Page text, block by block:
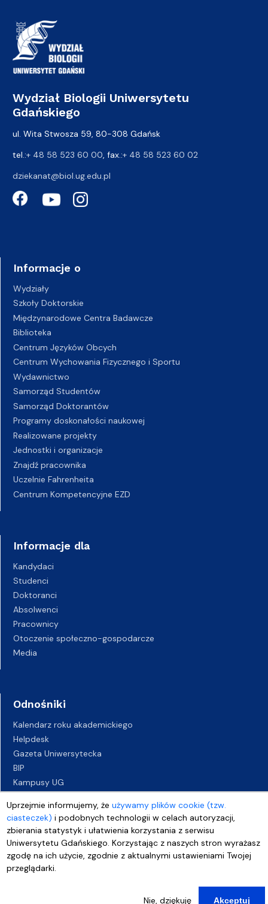
Uprzejmie informujemy, żeużywamy plików cookie (tzw.
ciasteczek) i podobnych technologii w celach autoryzacji,
zbierania statystyk i ułatwienia korzystania z serwisu
Uniwersytetu Gdańskiego. Korzystając z naszych stron wyrażasz
zgodę na ich użycie, zgodnie z aktualnymi ustawieniami Twojej
przeglądarki.
Nie, dziękuję Akceptuj
Wydział Biologii Uniwersytetu
Gdańskiego
ul. Wita Stwosza 59, 80-308 Gdańsk
tel.:+ 48 58 523 60 00, fax.:+ 48 58 523 60 02
dziekanat@biol.ug.edu.pl
Informacje o
Wydziały
Szkoły Doktorskie
Międzynarodowe Centra Badawcze
Biblioteka
Centrum Języków Obcych
Centrum Wychowania Fizycznego i Sportu
Wydawnictwo
Samorząd Studentów
Samorząd Doktorantów
Programy doskonałości naukowej
Realizowane projekty
Jednostki i organizacje
Znajdź pracownika
Uczelnie Fahrenheita
Centrum Kompetencyjne EZD
Informacje dla
Kandydaci
Studenci
Doktoranci
Absolwenci
Pracownicy
Otoczenie społeczno-gospodarcze
Media
Odnośniki
Kalendarz roku akademickiego
Helpdesk
Gazeta Uniwersytecka
BIP
Kampusy UG
Oferty pracy
Deklaracja dostępności